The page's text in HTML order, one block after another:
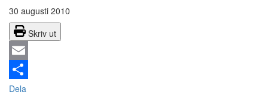
30 augusti 2010
Skriv ut
Email
Dela